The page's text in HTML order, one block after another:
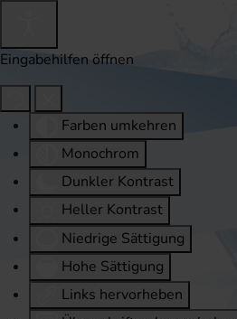
Eingabehilfen öffnen
Farben umkehren
Monochrom
Dunkler Kontrast
Heller Kontrast
Niedrige Sättigung
Hohe Sättigung
Links hervorheben